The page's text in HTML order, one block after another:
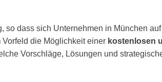
dass sich Unternehmen in München
die Möglichkeit einer kostenlosen
Vorschläge, Lösungen und